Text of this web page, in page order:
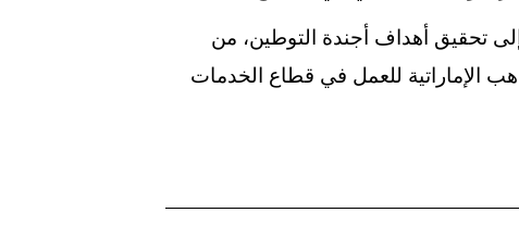
إلى تحقيق أهداف أجندة التوطين، من
الإماراتية للعمل في قطاع الخدمات